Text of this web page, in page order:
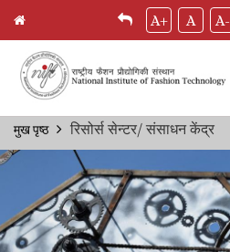
Skip
main
A+ A A-
Breadcrumb
मुख पृष्ठ रिसोर्स सेन्टर/ संसाधन केंद्र